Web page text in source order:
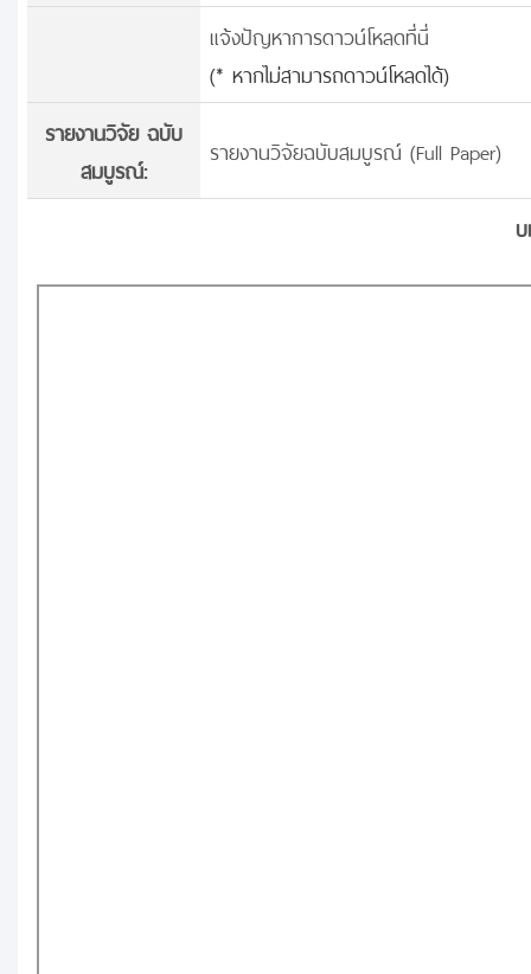
แจ้งปัญหาการดาวน์โหลดที่นี่
(* หากไม่สามารถดาวน์โหลดได้)
รายงานวิจัย ฉบับ
สมบูรณ์:
รายงานวิจัยฉบับสมบูรณ์ (Full Paper)